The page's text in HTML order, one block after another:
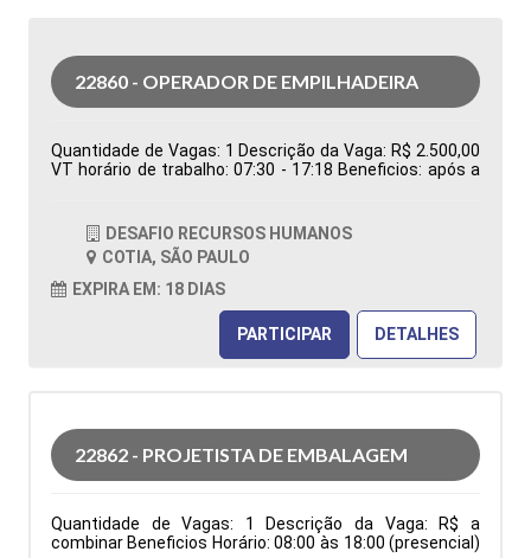
22860 - OPERADOR DE EMPILHADEIRA
Quantidade de Vagas: 1 Descrição da Vaga: R$ 2.500,00
VT horário de trabalho: 07:30 - 17:18 Beneficios: após a
Logística Período: Formação Acadêmica:
Características Comportamentais:
DESAFIO RECURSOS HUMANOS
COTIA, SÃO PAULO
EXPIRA EM: 18 DIAS
PARTICIPAR DETALHES
22862 - PROJETISTA DE EMBALAGEM
Quantidade de Vagas: 1 Descrição da Vaga: R$ a
combinar Beneficios Horário: 08:00 às 18:00 (presencial)